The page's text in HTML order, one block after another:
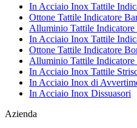
In Acciaio Inox Tattile
Ottone Tattile Indicatore
Alluminio Tattile Indicatore
In Acciaio Inox Tattile
Ottone Tattile Indicatore
Alluminio Tattile Indicatore
In Acciaio Inox Tattile
In Acciaio Inox di
In Acciaio Inox Dissuasori
Azienda